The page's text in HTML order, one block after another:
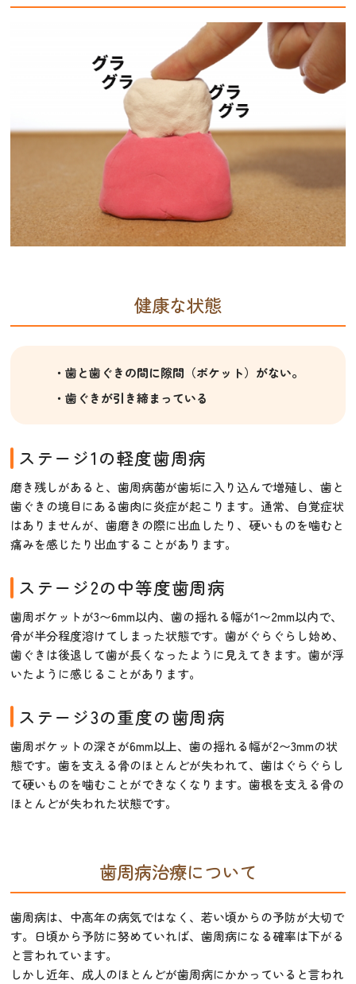
健康な状態
・ 歯と歯ぐきの間に隙間（ポケット）がない。
・ 歯ぐきが引き締まっている
ステージ1の軽度歯周病
磨き残しがあると、歯周病菌が歯垢に入り込んで増殖し、歯と
歯ぐきの境目にある歯肉に炎症が起こります。通常、自覚症状
はありませんが、歯磨きの際に出血したり、硬いものを噛むと
痛みを感じたり出血することがあります。
ステージ2の中等度歯周病
歯周ポケットが3〜6mm以内、歯の揺れる幅が1〜2mm以内で、
骨が半分程度溶けてしまった状態です。歯がぐらぐらし始め、
歯ぐきは後退して歯が長くなったように見えてきます。歯が浮
いたように感じることがあります。
ステージ3の重度の歯周病
歯周ポケットの深さが6mm以上、歯の揺れる幅が2〜3mmの状
態です。歯を支える骨のほとんどが失われて、歯はぐらぐらし
て硬いものを噛むことができなくなります。歯根を支える骨の
ほとんどが失われた状態です。
歯周病治療について
歯周病は、中高年の病気ではなく、若い頃からの予防が大切で
す。日頃から予防に努めていれば、歯周病になる確率は下がる
と言われています。
しかし近年、成人のほとんどが歯周病にかかっていると言われ